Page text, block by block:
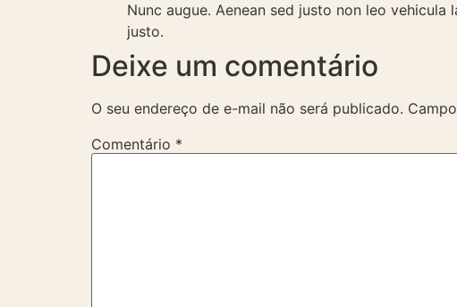
Nunc augue. Aenean sed justo non leo
justo.
Deixe um comentário
O seu endereço de e-mail não será publicado.
Comentário *